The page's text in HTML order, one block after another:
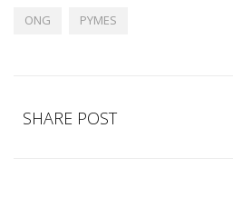
ONG PYMES
SHARE POST